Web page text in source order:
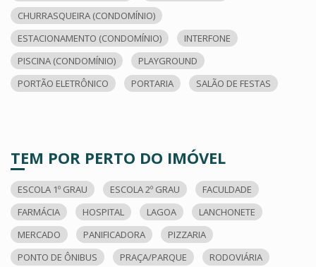
CHURRASQUEIRA (CONDOMÍNIO)
ESTACIONAMENTO (CONDOMÍNIO)
INTERFONE
PISCINA (CONDOMÍNIO)
PLAYGROUND
PORTÃO ELETRÔNICO
PORTARIA SALÃO DE FESTAS
TEM POR PERTO DO IMÓVEL
ESCOLA 1º GRAU ESCOLA 2º GRAU
FACULDADE
FARMÁCIA
HOSPITAL LAGOA
LANCHONETE
MERCADO
PANIFICADORA
PIZZARIA
PONTO DE ÔNIBUS
PRAÇA/PARQUE
RODOVIÁRIA